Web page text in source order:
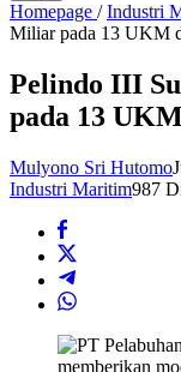
Homepage / Industri
Miliar pada 13 UKM
Pelindo III
pada 13
Mulyono Sri Hutomo
Industri Maritim987